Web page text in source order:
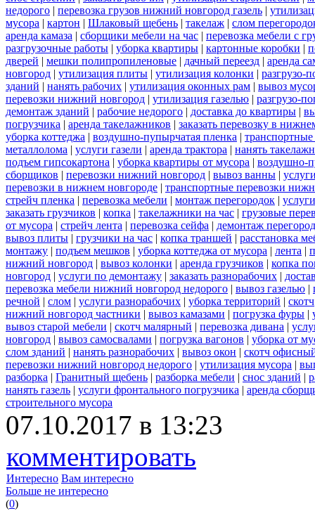
недорого | перевозка грузов нижний новгород газель |
мусора | картон | Шлаковый щебень | такелаж | слом
аренда камаза | сборщики мебели на час | перевозка мебели с
разгрузочные работы | уборка квартиры | картонные коробки |
дверей | мешки полипропиленовые | дачный переезд | аренда
новгород | утилизация плиты | утилизация колонки | разгрузо-
зданий | нанять рабочих | утилизация оконных рам | вывоз
перевозки нижний новгород | утилизация газелью | разгрузо-
демонтаж зданий | рабочие недорого | доставка до квартиры |
погрузчика | аренда такелажников | заказать перевозку в
уборка коттеджа | воздушно-пупырчатая пленка | транспортные
металлолома | услуги газели | аренда трактора | нанять
подъем гипсокартона | уборка квартиры от мусора | воздушно-
сборщиков | перевозки нижний новгород | вывоз ванны |
перевозки в нижнем новгороде | транспортные перевозки
стрейч пленка | перевозка мебели | монтаж перегородок |
заказать грузчиков | копка | такелажники на час | грузовые
от мусора | стрейч лента | перевозка сейфа | демонтаж
вывоз плиты | грузчики на час | копка траншей | расстановка
монтажу | подъем мешков | уборка коттеджа от мусора | лента |
нижний новгород | вывоз колонки | аренда грузчиков | копка
новгород | услуги по демонтажу | заказать разнорабочих |
перевозка мебели нижний новгород недорого | вывоз газелью |
речной | слом | услуги разнорабочих | уборка территорий | скотч
нижний новгород частники | вывоз камазами | погрузка фуры |
вывоз старой мебели | скотч малярный | перевозка дивана |
новгород | вывоз самосвалами | погрузка вагонов | уборка от
слом зданий | нанять разнорабочих | вывоз окон | скотч
перевозки нижний новгород недорого | утилизация мусора |
разборка | Гранитный щебень | разборка мебели | снос зданий |
нанять газель | услуги фронтального погрузчика | аренда
строительного мусора
07.10.2017 в 13:23
комментировать
Интересно Вам интересно
Больше не интересно
(0)